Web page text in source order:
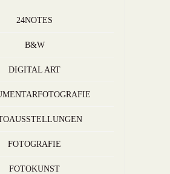
24NOTES
B&W
DIGITAL ART
FOTOGRAFIE
FOTOKUNST